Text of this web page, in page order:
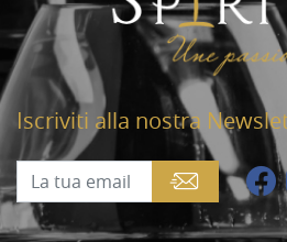
Iscriviti alla nostra